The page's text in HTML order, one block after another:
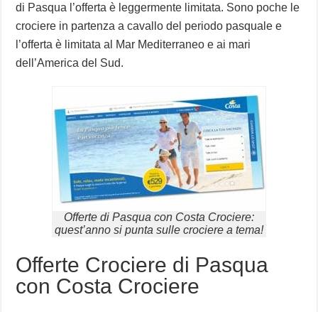
di Pasqua l’offerta è leggermente limitata. Sono poche le
crociere in partenza a cavallo del periodo pasquale e
l’offerta è limitata al Mar Mediterraneo e ai mari
dell’America del Sud.
Offerte di Pasqua con Costa Crociere:
quest’anno si punta sulle crociere a tema!
Offerte Crociere di Pasqua
con Costa Crociere